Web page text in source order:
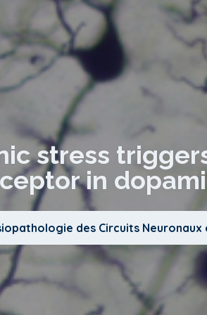
stress
in
des Circuits